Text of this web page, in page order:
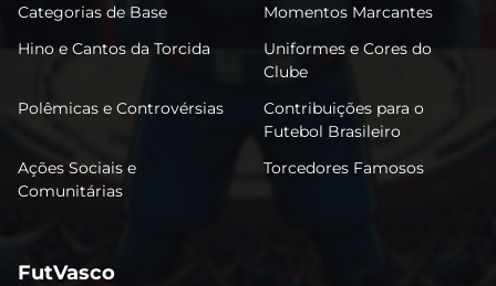
Categorias de Base
Momentos Marcantes
Hino e Cantos da Torcida
Uniformes e Cores do
Clube
Polêmicas e Controvérsias
Contribuições para o
Futebol Brasileiro
Ações Sociais e
Comunitárias
Torcedores Famosos
FutVasco